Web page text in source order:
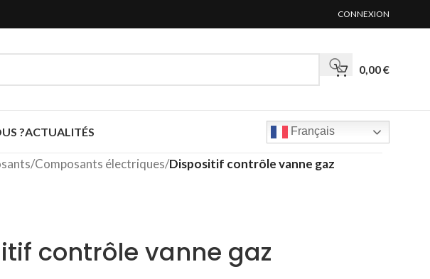
CONNEXION
0,00€
?ACTUALITÉS Français
/Composants électriques/Dispositif contrôle vanne gaz
contrôle vanne gaz